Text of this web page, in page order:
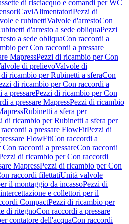
di risciacquo e comandi per WC
CaviAlimentatoriPezzi di
e rubinettiValvole d'arrestoCon
d'arresto a sede obliquaPezzi
a sede obliquaCon raccordi a
per Con raccordi a pressare
MapressPezzi di ricambio per Con
di prelievoValvole di
ricambio per Rubinetti a sferaCon
di ricambio per Con raccordi a
a pressarePezzi di ricambio per Con
a pressare MapressPezzi di ricambio
Rubinetti a sfera per
di ricambio per Rubinetti a sfera per
a pressare FlowFitPezzi di
FlowFitCon raccordi a
raccordi a pressareCon raccordi
di ricambio per Con raccordi
MapressPezzi di ricambio per Con
raccordi filettatiUnità valvole
il montaggio da incassoPezzi di
e collettori per il
CompactPezzi di ricambio per
di ritegnoCon raccordi a pressare
contatore dell'acquaCon raccordi